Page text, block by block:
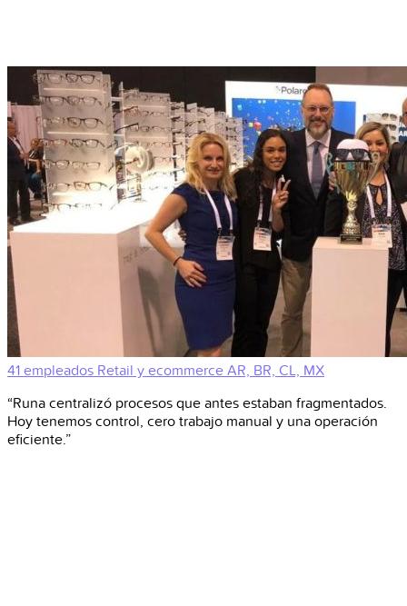
41 empleados Retail y ecommerce AR, BR, CL, MX
“Runa centralizó procesos que antes estaban fragmentados.
Hoy tenemos control, cero trabajo manual y una operación
eficiente.”